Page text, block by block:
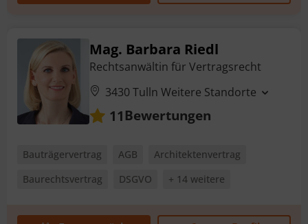
Mag. Barbara Riedl
Rechtsanwältin für Vertragsrecht
3430 Tulln Weitere Standorte
11Bewertungen
Bauträgervertrag AGB
Architektenvertrag
Baurechtsvertrag
DSGVO + 14 weitere